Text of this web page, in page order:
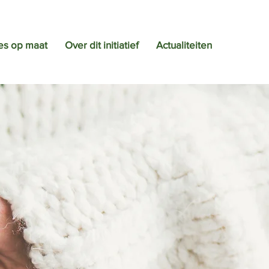
op maat Over dit initiatief Actualiteiten